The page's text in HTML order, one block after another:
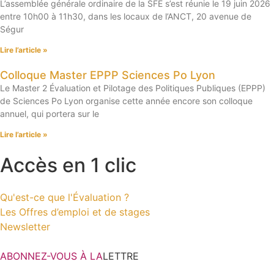
L’assemblée générale ordinaire de la SFE s’est réunie le 19 juin 2026
entre 10h00 à 11h30, dans les locaux de l’ANCT, 20 avenue de
Ségur
Lire l’article »
Colloque Master EPPP Sciences Po Lyon
Le Master 2 Évaluation et Pilotage des Politiques Publiques (EPPP)
de Sciences Po Lyon organise cette année encore son colloque
annuel, qui portera sur le
Lire l’article »
Accès en 1 clic
Qu'est-ce que l'Évaluation ?
Les Offres d’emploi et de stages
Newsletter
ABONNEZ-VOUS À LALETTRE